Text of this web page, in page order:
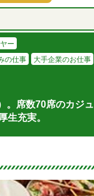
ー
の仕事
大手企業のお仕事
。席数70席のカジュ
生充実。